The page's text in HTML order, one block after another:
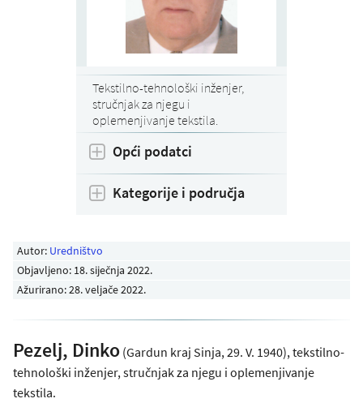
Autor: Uredništvo
Objavljeno: 18. siječnja 2022.
Ažurirano: 28. veljače 2022.
Pezelj, Dinko (Gardun kraj Sinja, 29. V. 1940), tekstilno-
tehnološki inženjer, stručnjak za njegu i oplemenjivanje
tekstila.
Tekstilno-tehnološki inženjer,
stručnjak za njegu i
oplemenjivanje tekstila.
Opći podatci
Kategorije i područja